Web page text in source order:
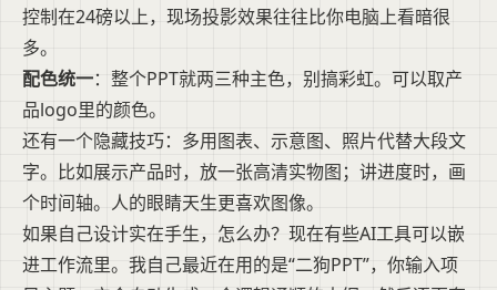
控制在24磅以上，现场投影效果往往比你电脑上看暗很
多。
配色统一：整个PPT就两三种主色，别搞彩虹。可以取产
品logo里的颜色。
还有一个隐藏技巧：多用图表、示意图、照片代替大段文
字。比如展示产品时，放一张高清实物图；讲进度时，画
个时间轴。人的眼睛天生更喜欢图像。
如果自己设计实在手生，怎么办？现在有些AI工具可以嵌
进工作流里。我自己最近在用的是“二狗PPT”，你输入项